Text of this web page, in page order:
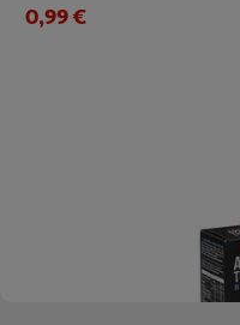
0,99 €